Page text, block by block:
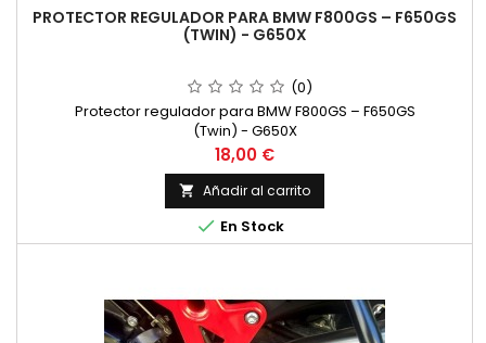
PROTECTOR REGULADOR PARA BMW F800GS – F650GS
(TWIN) - G650X
(0)
Protector regulador para BMW F800GS – F650GS
(Twin) - G650X
Precio
18,00 €
 Añadir al carrito
 En Stock